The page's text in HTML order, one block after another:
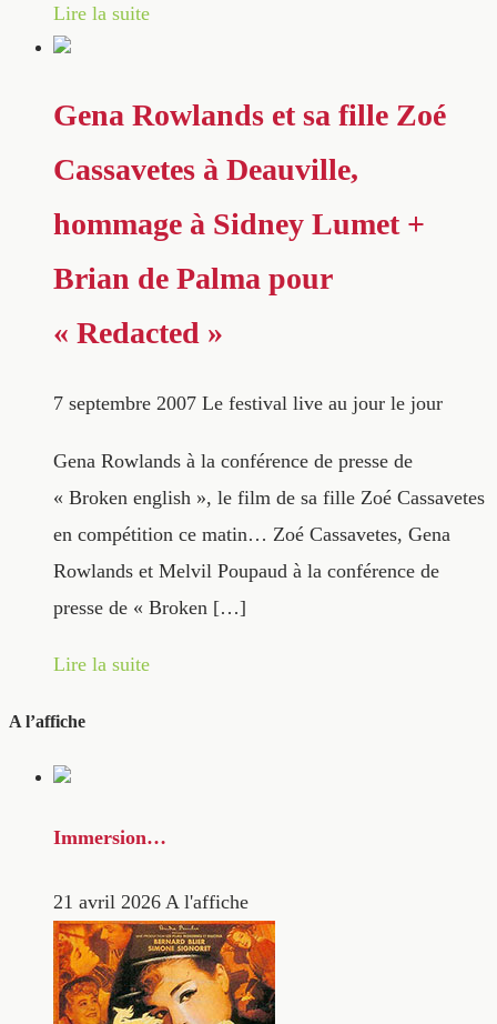
Lire la suite
Gena Rowlands et sa fille Zoé
Cassavetes à Deauville,
hommage à Sidney Lumet +
Brian de Palma pour
« Redacted »
7 septembre 2007 Le festival live au jour le jour
Gena Rowlands à la conférence de presse de
« Broken english », le film de sa fille Zoé Cassavetes
en compétition ce matin… Zoé Cassavetes, Gena
Rowlands et Melvil Poupaud à la conférence de
presse de « Broken […]
Lire la suite
A l’affiche
Immersion…
21 avril 2026 A l'affiche